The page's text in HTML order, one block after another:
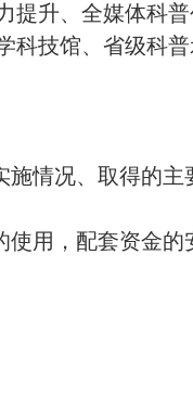
提升、全媒体科
科技馆、省级科普
况、取得的主
用，配套资金的